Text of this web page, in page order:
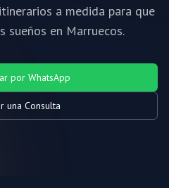
a medida para que
sueños en Marruecos.
por WhatsApp
una Consulta